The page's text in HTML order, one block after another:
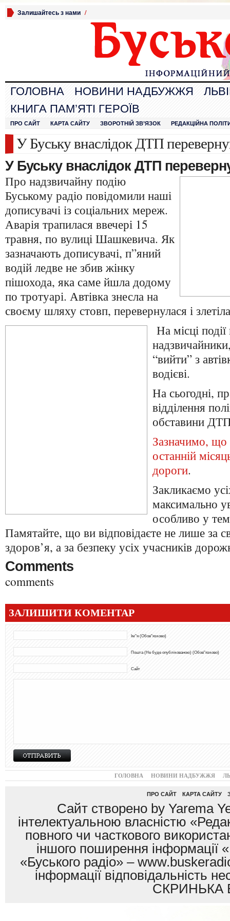
Залишайтесь з нами /
ГОЛОВНА НОВИНИ НАДБУЖЖЯ
КНИГА ПАМ’ЯТІ ГЕРОЇВ
ПРО САЙТ КАРТА САЙТУ ЗВОРОТНІЙ ЗВ’ЯЗОК РЕДАКЦІЙНА
У Буську внаслідок ДТП
У Буську внаслідок ДТП
Про надзвичайну подію
Буському радіо повідомили наші
дописувачі із соціальних мереж.
Аварія трапилася ввечері 15
травня, по вулиці Шашкевича. Як
зазначають дописувачі, п”яний
водій ледве не збив жінку
пішохода, яка саме йшла додому
по тротуарі. Автівка знесла на
своєму шляху стовп, перевернулася і
На місці
“вийти” з
водієві.
На сьогодні,
відділення
обставини
Зазначимо,
останній
дороги.
Закликаємо
максимально
особливо у
Памятайте, що ви відповідаєте не лише за
здоров’я, а за безпеку усіх учасників
Comments
comments
ЗАЛИШИТИ КОМЕНТАР
Ім"я (Обов"язково)
Пошта (Не буде опублікованою) (Обов"язково)
Сайт
ГОЛОВНА НОВИНИ НАДБУЖЖЯ
ПРО САЙТ КАРТА САЙТУ
Сайт створено by Yarema
інтелектуальною власністю
повного чи часткового
іншого поширення інформації
«Буського радіо» –
інформації
СКРИНЬКА